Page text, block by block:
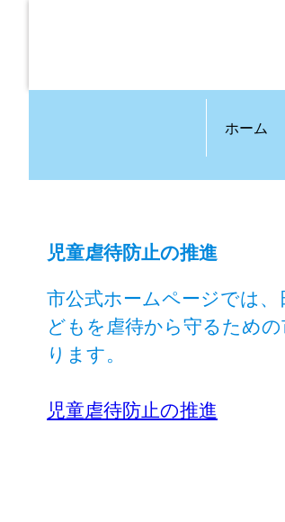
ホーム
児童虐待防止の推進
市公式ホームページでは
どもを虐待から守るため
ります。
児童虐待防止の推進